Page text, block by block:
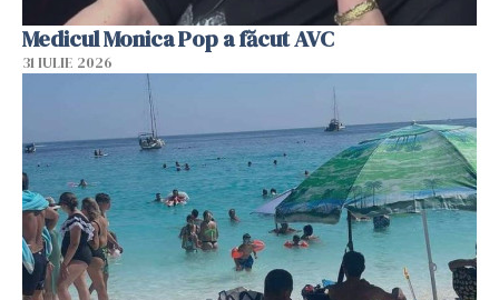
Medicul Monica Pop a făcut AVC
31 IULIE 2026